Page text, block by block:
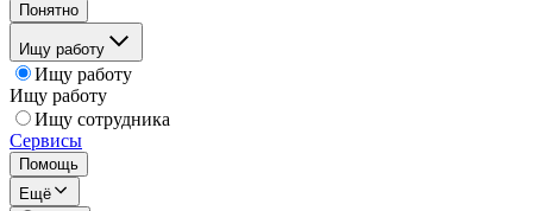
Понятно
Ищу работу
Ищу работу
Ищу работу
Ищу сотрудника
Сервисы
Помощь
Ещё